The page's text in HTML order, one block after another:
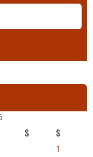
S S
1